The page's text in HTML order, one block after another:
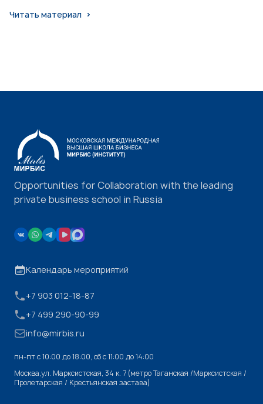
Читать материал
Opportunities for Collaboration with the leading
private business school in Russia
Календарь мероприятий
+7 903 012-18-87
+7 499 290-90-99
info@mirbis.ru
пн-пт с 10:00 до 18:00, cб с 11:00 до 14:00
Москва,ул. Марксистская, 34 к. 7 (метро Таганская /Марксистская /
Пролетарская / Крестьянская застава)